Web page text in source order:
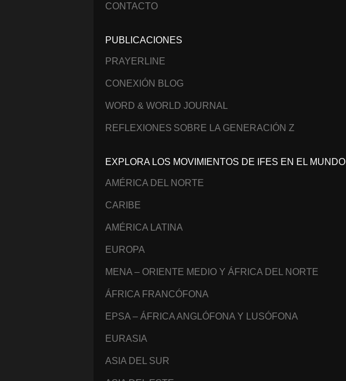
CONTACTO
PUBLICACIONES
PRAYERLINE
CONEXIÓN BLOG
WORD & WORLD JOURNAL
REFLEXIONES SOBRE LA GENERACIÓN Z
EXPLORA LOS MOVIMIENTOS DE IFES EN EL MUNDO
AMÉRICA DEL NORTE
CARIBE
AMÉRICA LATINA
EUROPA
MENA – ORIENTE MEDIO Y ÁFRICA DEL NORTE
ÁFRICA FRANCÓFONA
EPSA – ÁFRICA ANGLÓFONA Y LUSÓFONA
EURASIA
ASIA DEL SUR